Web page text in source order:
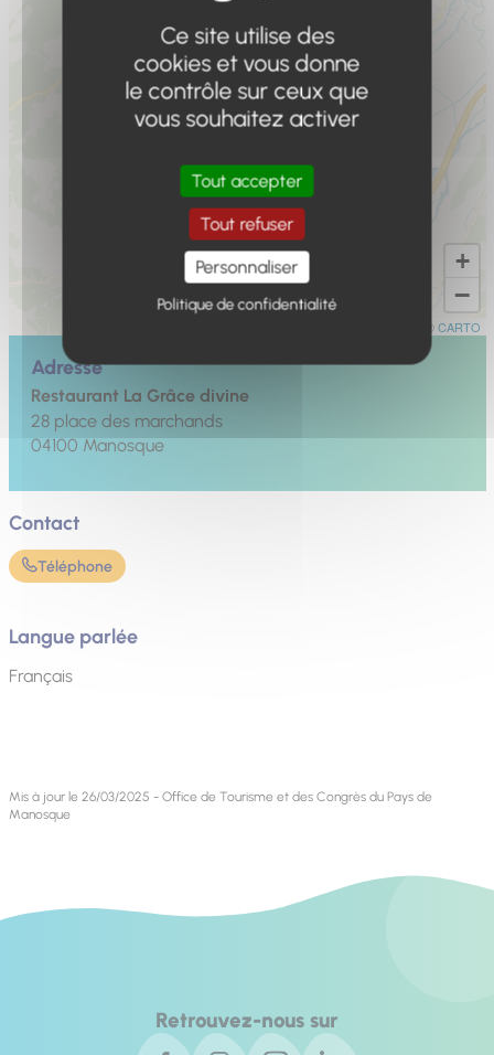
+
−
contributors ©CARTO
Adresse
Restaurant La Grâce divine
28 place des marchands
04100 Manosque
Contact
Téléphone
Langue parlée
Français
Mis à jour le 26/03/2025 - Office de Tourisme et des Congrès du Pays de
Manosque
Retrouvez-nous sur
Ce site utilise des
cookies et vous donne
le contrôle sur ceux que
vous souhaitez activer
Tout accepter
Tout refuser
Personnaliser
Politique de confidentialité